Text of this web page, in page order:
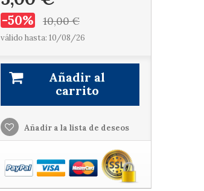
-50% 10,00 €
válido hasta: 10/08/26
Añadir al
carrito
Añadir a la lista de deseos